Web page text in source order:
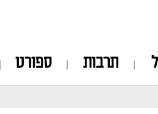
תרבות ספורט